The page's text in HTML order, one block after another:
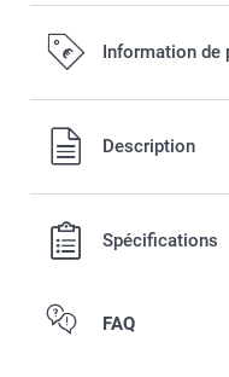
Information de
Tous les prix sont en
port.
Description
Spécifications
FAQ